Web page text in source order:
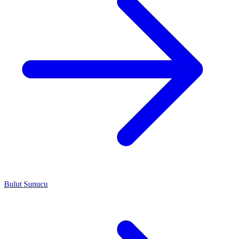
Bulut Sunucu